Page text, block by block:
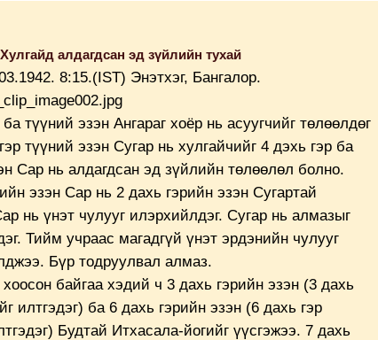
алдагдсан эд зүйлийн тухай
8:15.(IST) Энэтхэг, Бангалор.
түүний эзэн Ангараг хоёр нь асуугчийг төлөөлдөг
түүний эзэн Сугар нь хулгайчийг 4 дэхь гэр ба
Сар нь алдагдсан эд зүйлийн төлөөлөл болно.
эзэн Сар нь 2 дахь гэрийн эзэн Сугартай
нь үнэт чулууг илэрхийлдэг. Сугар нь алмазыг
Тийм учраас магадгүй үнэт эрдэнийн чулууг
Бүр тодруулвал алмаз.
хоосон байгаа хэдий ч 3 дахь гэрийн эзэн (3 дахь
илтгэдэг) ба 6 дахь гэрийн эзэн (6 дахь гэр
Будтай Итхасала-йогийг үүсгэжээ. 7 дахь